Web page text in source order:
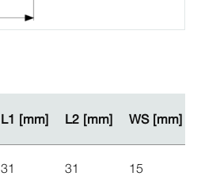
L1 [mm] L2 [mm] WS [mm]
L1 [mm] L2 [mm] WS [mm]
31 31 15